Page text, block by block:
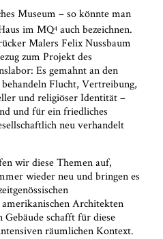
Museum – so könnte man
im MQ4 auch bezeichnen.
Malers Felix Nussbaum
zum Projekt des
Es gemahnt an den
Flucht, Vertreibung,
und religiöser Identität –
und für ein friedliches
neu verhandelt
wir diese Themen auf,
wieder neu und bringen es
Architekten
schafft für diese
räumlichen Kontext.